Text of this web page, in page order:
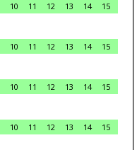
10 11 12 13 14
15
10 11 12 13 14
15
10 11 12 13 14
15
10 11 12 13 14
15